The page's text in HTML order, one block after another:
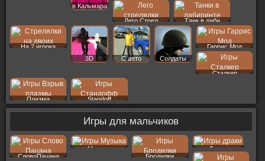
в Кальмара
Лего Стрел Танк в лаби
На 2 игрока
3D
С авто Солдаты
Гаррис Мод
Сталкер
Плазма Standoff
Игры для мальчиков
СловоПацана
Музыка
Бродилки
Драки